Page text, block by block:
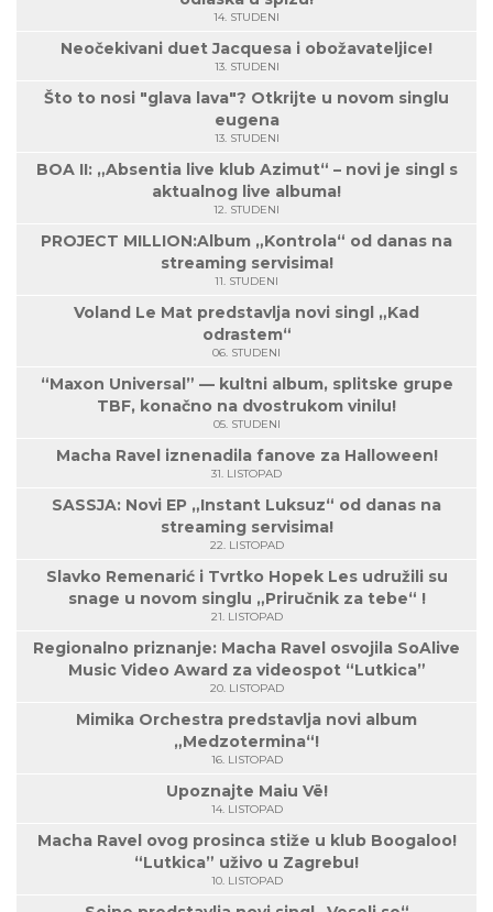
14. STUDENI
Neočekivani duet Jacquesa i obožavateljice!
13. STUDENI
Što to nosi "glava lava"? Otkrijte u novom singlu
eugena
13. STUDENI
BOA II: „Absentia live klub Azimut“ – novi je singl s
aktualnog live albuma!
12. STUDENI
PROJECT MILLION:Album „Kontrola“ od danas na
streaming servisima!
11. STUDENI
Voland Le Mat predstavlja novi singl „Kad
odrastem“
06. STUDENI
“Maxon Universal” — kultni album, splitske grupe
TBF, konačno na dvostrukom vinilu!
05. STUDENI
Macha Ravel iznenadila fanove za Halloween!
31. LISTOPAD
SASSJA: Novi EP „Instant Luksuz“ od danas na
streaming servisima!
22. LISTOPAD
Slavko Remenarić i Tvrtko Hopek Les udružili su
snage u novom singlu „Priručnik za tebe“ !
21. LISTOPAD
Regionalno priznanje: Macha Ravel osvojila SoAlive
Music Video Award za videospot “Lutkica”
20. LISTOPAD
Mimika Orchestra predstavlja novi album
„Medzotermina“!
16. LISTOPAD
Upoznajte Maiu Vë!
14. LISTOPAD
Macha Ravel ovog prosinca stiže u klub Boogaloo!
“Lutkica” uživo u Zagrebu!
10. LISTOPAD